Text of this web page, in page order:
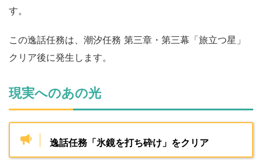
す。
この逸話任務は、潮汐任務 第三章・第三幕「旅立つ星」
クリア後に発生します。
現実へのあの光
逸話任務「氷鏡を打ち砕け」をクリア